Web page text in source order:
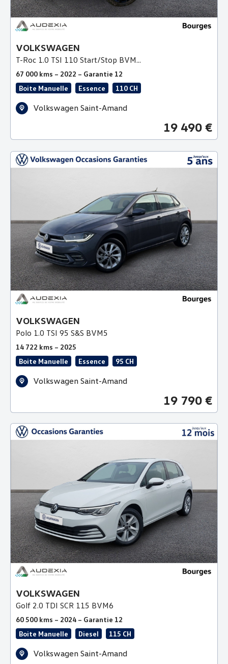
VOLKSWAGEN
T-Roc 1.0 TSI 110 Start/Stop BVM...
67 000 kms – 2022 – Garantie 12
Boite Manuelle
Essence 110 CH
Volkswagen Saint-Amand
19 490 €
VOLKSWAGEN
Polo 1.0 TSI 95 S&S BVM5
14 722 kms – 2025
Boite Manuelle
Essence 95 CH
Volkswagen Saint-Amand
19 790 €
VOLKSWAGEN
Golf 2.0 TDI SCR 115 BVM6
60 500 kms – 2024 – Garantie 12
Boite Manuelle
Diesel 115 CH
Volkswagen Saint-Amand